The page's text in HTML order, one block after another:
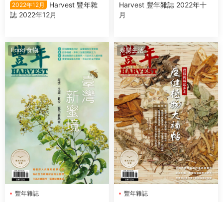
2022年12月
Harvest 豐年雜
誌 2022年12月
Harvest 豐年雜誌 2022年十
月
Food 食物
豐年雜誌
娛樂生活
豐年雜誌